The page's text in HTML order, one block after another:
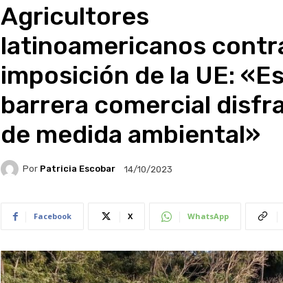
Agricultores
latinoamericanos
imposición de la UE:
barrera comercial
de medida ambiental»
Por Patricia Escobar 14/10/2023
Facebook X WhatsApp